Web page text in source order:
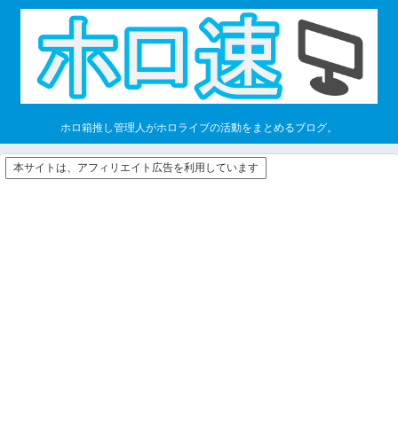
ホロ箱推し管理人がホロライブの活動をまとめるブログ。
本サイトは、アフィリエイト広告を利用しています